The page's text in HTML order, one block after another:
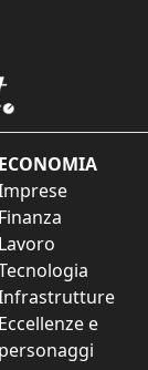
ECONOMIA
Finanza
Lavoro
Eccellenze e
personaggi